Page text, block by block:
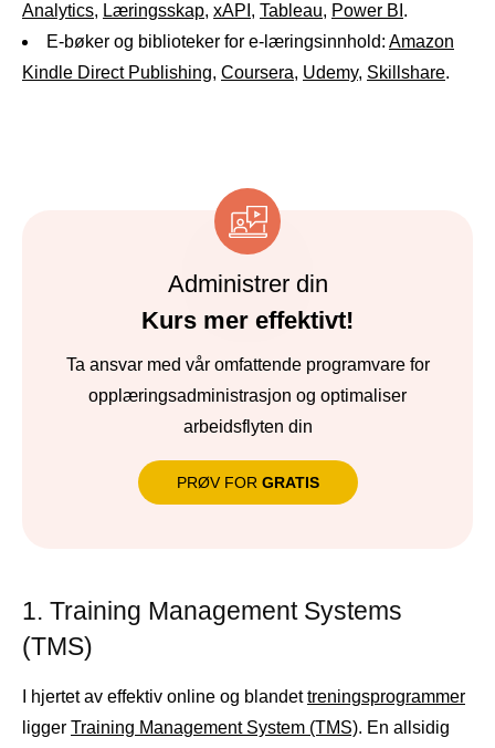
Analytics, Læringsskap, xAPI , Tableau, Power BI .
E-bøker og biblioteker for e-læringsinnhold: Amazon
Kindle Direct Publishing, Coursera, Udemy, Skillshare.
Administrer din
Kurs mer effektivt!
Ta ansvar med vår omfattende programvare for
opplæringsadministrasjon og optimaliser
arbeidsflyten din
PRØV FOR GRATIS
1. Training Management Systems
(TMS)
I hjertet av effektiv online og blandettreningsprogrammer
ligger Training Management System (TMS). En allsidig